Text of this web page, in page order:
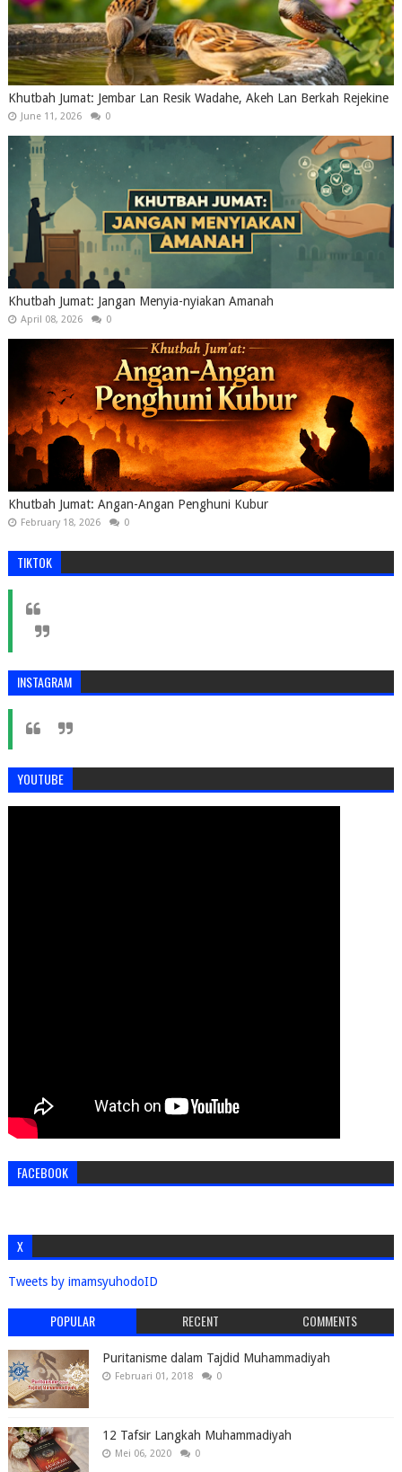
Khutbah Jumat: Jembar Lan Resik Wadahe, Akeh Lan Berkah Rejekine
June 11, 2026 0
Khutbah Jumat: Jangan Menyia-nyiakan Amanah
April 08, 2026 0
Khutbah Jumat: Angan-Angan Penghuni Kubur
February 18, 2026 0
TIKTOK
INSTAGRAM
YOUTUBE
FACEBOOK
X
Tweets by imamsyuhodoID
POPULAR RECENT COMMENTS
Puritanisme dalam Tajdid Muhammadiyah
Februari 01, 2018 0
12 Tafsir Langkah Muhammadiyah
Mei 06, 2020 0